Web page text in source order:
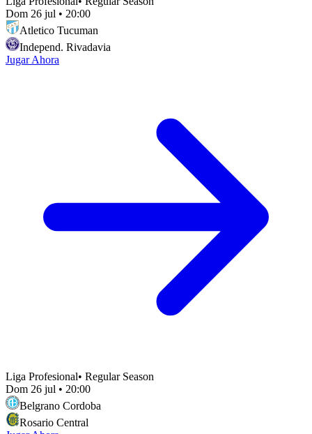
Dom 26 jul • 20:00
Atletico Tucuman
Independ. Rivadavia
Jugar Ahora
Liga Profesional• Regular Season
Dom 26 jul • 20:00
Belgrano Cordoba
Rosario Central